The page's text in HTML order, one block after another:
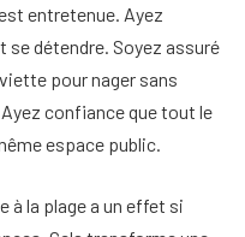
entretenue. Ayez
détendre. Soyez assuré
pour nager sans
confiance que tout le
espace public.
à la plage a un effet si